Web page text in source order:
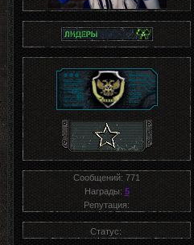
Сообщений: 771
Награды: 5
Репутация:
Статус: